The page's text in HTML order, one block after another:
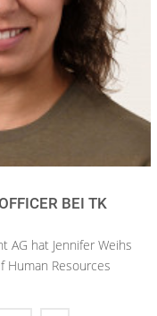
BEI TK
AG hat Jennifer Weihs
Human Resources